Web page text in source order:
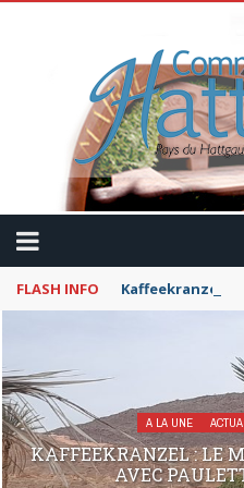
FLASH INFO Kaffeekranzel :
A LA UNE
KAFFEEKRANZEL : LE
AVEC